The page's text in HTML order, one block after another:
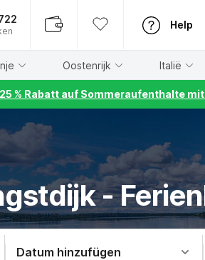
Help
Oostenrijk Italië
% Rabatt auf Sommeraufenthalte mit
-
Datum hinzufügen